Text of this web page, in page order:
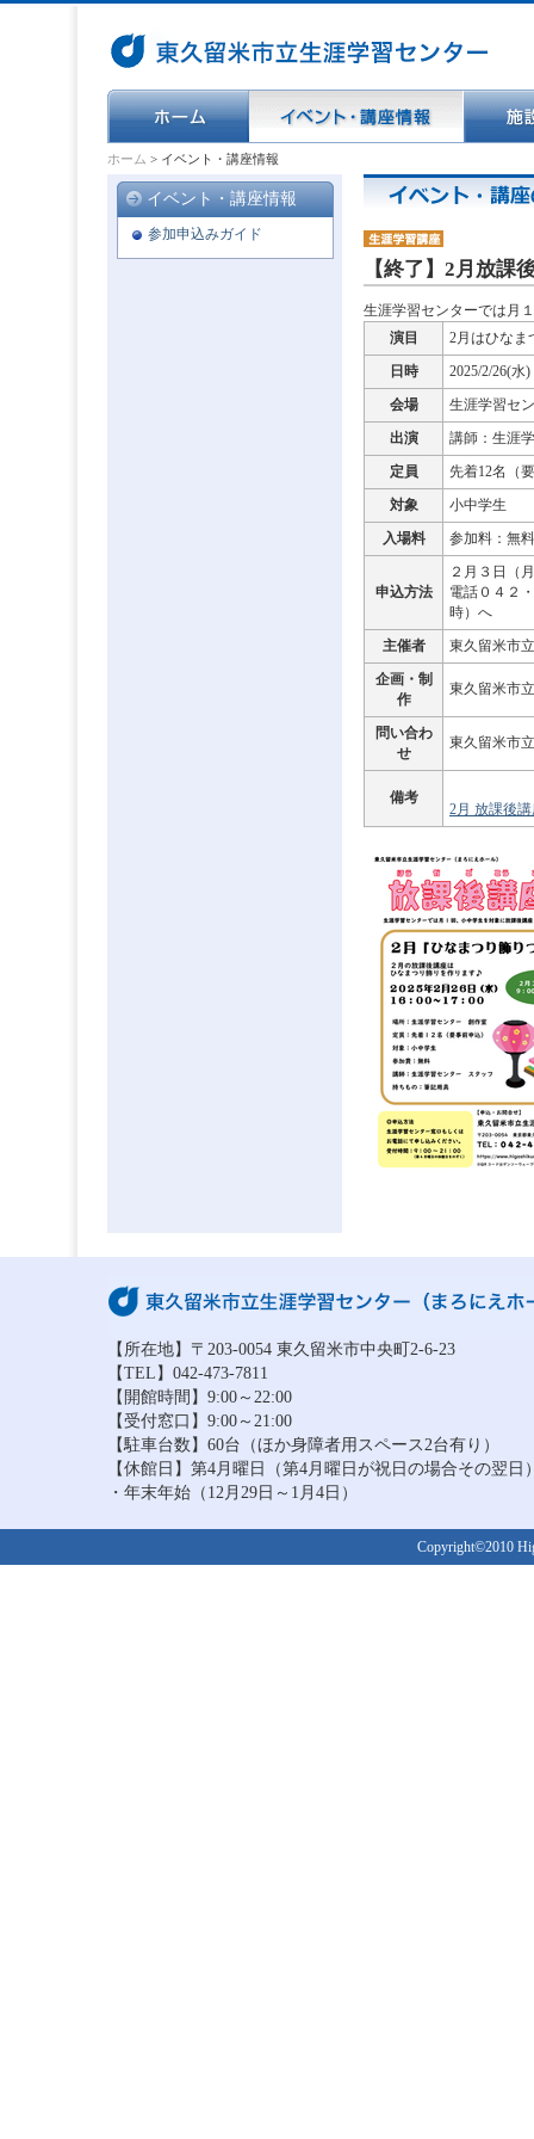
ホーム > イベント・講座情報
【終了】2月放課
生涯学習センターでは月
演目
2月はひなま
日時 2025/2/26(
会場 生涯学習セ
出演 講師：生涯
定員 先着12名（
対象 小中学生
入場料 参加料：無料
申込方法
２月３日（
電話０４２
時）へ
主催者 東久留米市
企画・制
作
東久留米市
問い合わ
せ
東久留米市
備考
2月 放課後
イベント・講座情報
参加申込みガイド
【所在地】〒203-0054 東久留米市中央町2-6-23
【TEL】042-473-7811
【開館時間】9:00～22:00
【受付窓口】9:00～21:00
【駐車台数】60台（ほか身障者用スペース2台有り）
【休館日】第4月曜日（第4月曜日が祝日の場合その翌日
・年末年始（12月29日～1月4日）
Copyright©2010